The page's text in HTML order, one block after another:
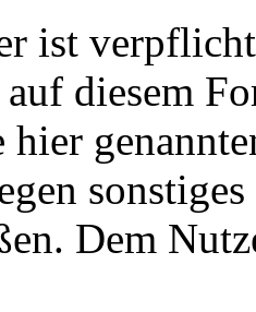
ist
diesem
hier
Dem